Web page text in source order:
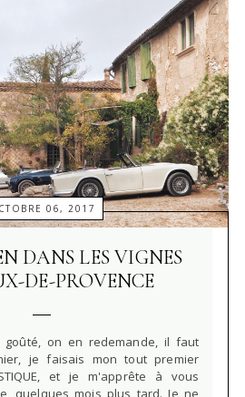
06, 2017
DANS LES VIGNES
DE-PROVENCE
on en redemande, il faut
je faisais mon tout premier
et je m'apprête à vous
quelques mois plus tard. Je ne